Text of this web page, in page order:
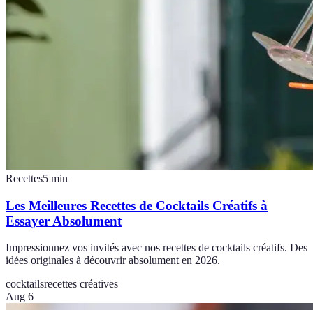
Recettes5 min
Les Meilleures Recettes de Cocktails Créatifs à
Essayer Absolument
Impressionnez vos invités avec nos recettes de cocktails créatifs. Des
idées originales à découvrir absolument en 2026.
cocktailsrecettes créatives
Aug 6